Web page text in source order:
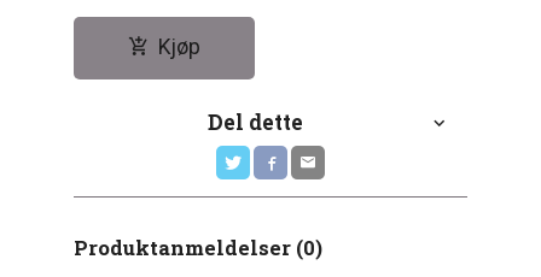
Kjøp
Del dette
Produktanmeldelser (0)